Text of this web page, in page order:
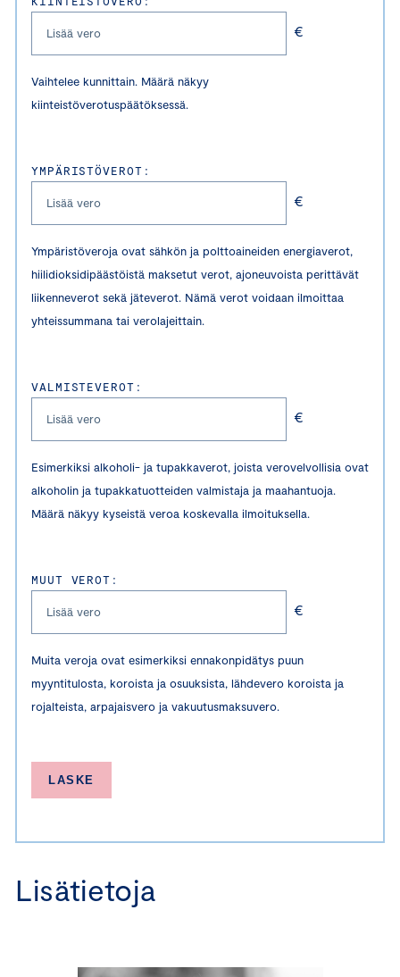
€
Vaihtelee kunnittain. Määrä näkyy
kiinteistöverotuspäätöksessä.
YMPÄRISTÖVEROT:
€
Ympäristöveroja ovat sähkön ja polttoaineiden energiaverot,
hiilidioksidipäästöistä maksetut verot, ajoneuvoista perittävät
liikenneverot sekä jäteverot. Nämä verot voidaan ilmoittaa
yhteissummana tai verolajeittain.
VALMISTEVEROT:
€
Esimerkiksi alkoholi- ja tupakkaverot, joista verovelvollisia ovat
alkoholin ja tupakkatuotteiden valmistaja ja maahantuoja.
Määrä näkyy kyseistä veroa koskevalla ilmoituksella.
MUUT VEROT:
€
Muita veroja ovat esimerkiksi ennakonpidätys puun
myyntitulosta, koroista ja osuuksista, lähdevero koroista ja
rojalteista, arpajaisvero ja vakuutusmaksuvero.
LASKE
Lisätietoja